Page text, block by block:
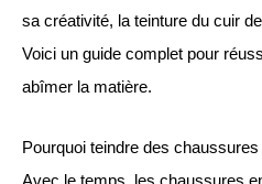
sa créativité, la teinture du cuir
Voici un guide complet pour
abîmer la matière.
Pourquoi teindre des chaussures